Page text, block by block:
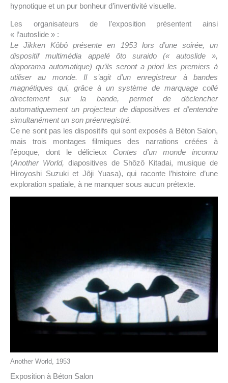
hypnotique et un pur bonheur d’inventivité visuelle.
Les organisateurs de l’exposition présentent ainsi
« l’autoslide » :
Le Jikken Kôbô présente en 1953 lors d’une soirée, un
dispositif multimédia appelé ôto suraido (« autoslide »,
diaporama automatique) qu’ils seront a priori les premiers à
utiliser au monde. Il s’agit d’un enregistreur à bandes
magnétiques qui, grâce à un système de marquage collé
directement sur la bande, permet de déclencher
automatiquement un projecteur de diapositives et d’entendre
simultanément un son préenregistré.
Ce ne sont pas les dispositifs qui sont exposés à Béton Salon,
mais trois montages filmiques des narrations créées à
l’époque, dont le délicieux Contes d’un monde inconnu
(Another World, diapositives de Shôzô Kitadai, musique de
Hiroyoshi Suzuki et Jôji Yuasa), qui raconte l’histoire d’une
exploration spatiale, à ne manquer sous aucun prétexte.
Another World, 1953
Exposition à Béton Salon